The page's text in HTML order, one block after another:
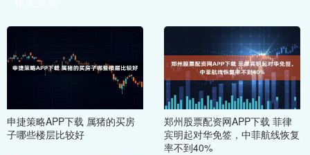
申捷策略APP下载 属猪的买房
子哪些楼层比较好
郑州股票配资网APP下载 菲律
宾明起对华免签，中菲航线恢复
率不到40%